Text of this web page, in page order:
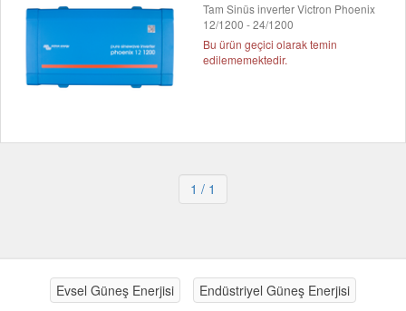
Tam Sinüs inverter Victron Phoenix
12/1200 - 24/1200
Bu ürün geçici olarak temin
edilememektedir.
1 / 1
Evsel Güneş Enerjisi
Endüstriyel Güneş Enerjisi